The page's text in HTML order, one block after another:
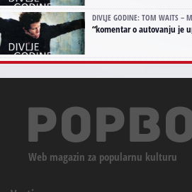
DIVLJE GODINE: TOM WAITS –
“komentar o autovanju je upućen Aci, i
Web magazin za popularnu kulturu